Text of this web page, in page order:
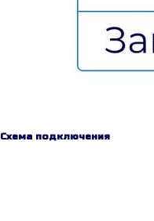
Схема подключения